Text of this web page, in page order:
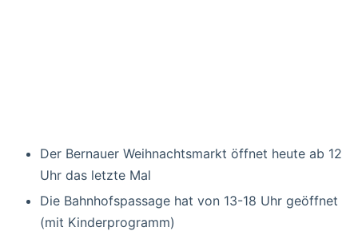
Der Bernauer Weihnachtsmarkt öffnet heute ab 12
Uhr das letzte Mal
Die Bahnhofspassage hat von 13-18 Uhr geöffnet
(mit Kinderprogramm)